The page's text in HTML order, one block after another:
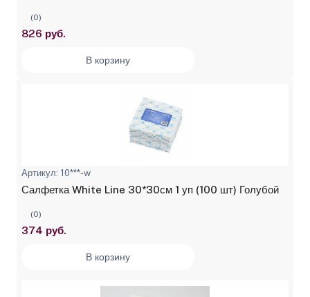
(0)
826 руб.
В корзину
Артикул: 10***-w
Салфетка White Line 30*30см 1 уп (100 шт) Голубой
(0)
374 руб.
В корзину